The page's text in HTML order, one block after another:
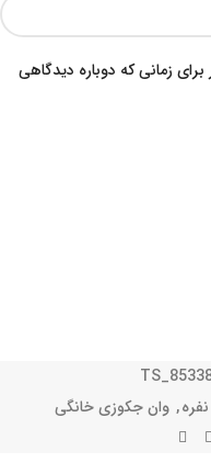
زمانی که دوباره دیدگاهی
, وان جکوزی خانگی